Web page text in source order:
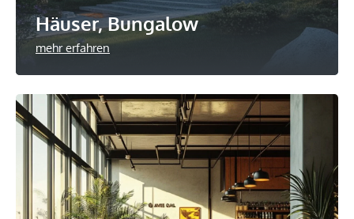
Häuser, Bungalow
mehr erfahren